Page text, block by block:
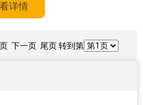
详情
下一页 尾页 转到第